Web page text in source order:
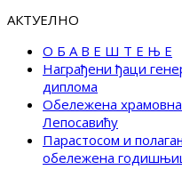
АКТУЕЛНО
О Б А В Е Ш Т Е Њ Е
Награђени ђаци
диплома
Обележена
Лепосавићу
Парастосом и
обележена